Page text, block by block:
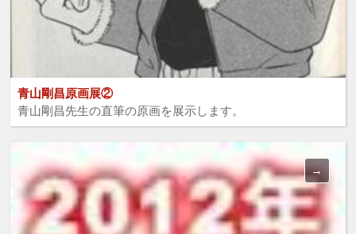
青山剛昌原画展②
青山剛昌先生の直筆の原画を展示します。